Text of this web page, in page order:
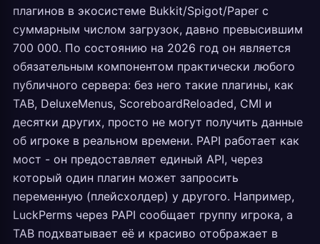
плагинов в экосистеме Bukkit/Spigot/Paper с
суммарным числом загрузок, давно превысившим
700 000. По состоянию на 2026 год он является
обязательным компонентом практически любого
публичного сервера: без него такие плагины, как
TAB, DeluxeMenus, ScoreboardReloaded, CMI и
десятки других, просто не могут получить данные
об игроке в реальном времени. PAPI работает как
мост - он предоставляет единый API, через
который один плагин может запросить
переменную (плейсхолдер) у другого. Например,
LuckPerms через PAPI сообщает группу игрока, а
TAB подхватывает её и красиво отображает в